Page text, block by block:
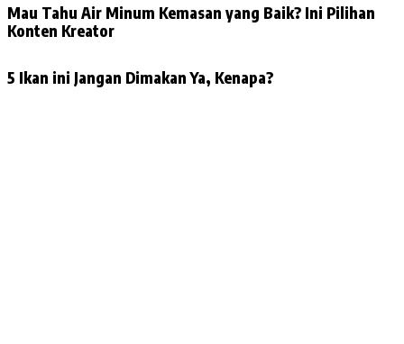
Mau Tahu Air Minum Kemasan yang Baik? Ini Pilihan
Konten Kreator
5 Ikan ini Jangan Dimakan Ya, Kenapa?